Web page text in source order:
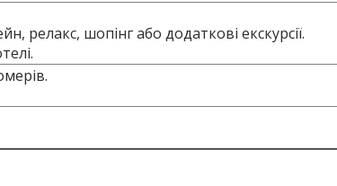
релакс, шопінг або додаткові екскурсії.